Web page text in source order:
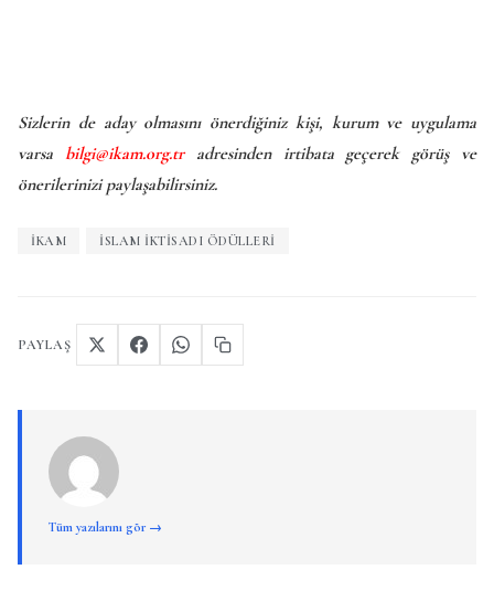
Sizlerin de aday olmasını önerdiğiniz kişi, kurum ve uygulama
varsa bilgi@ikam.org.tradresinden irtibata geçerek görüş ve
önerilerinizi paylaşabilirsiniz.
IKAM İSLAM İKTISADI ÖDÜLLERI
PAYLAŞ
Tüm yazılarını gör →